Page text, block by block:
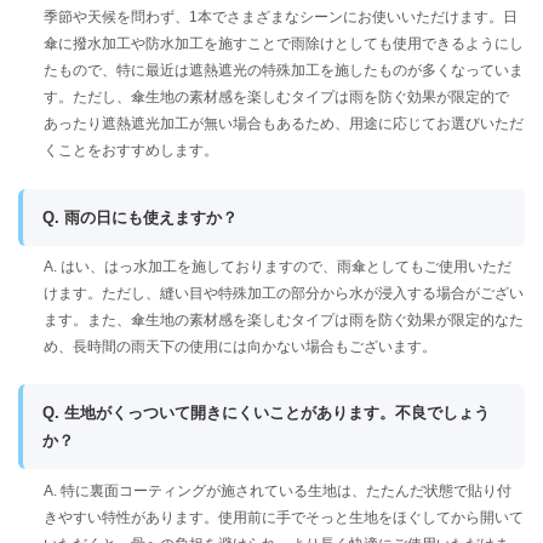
季節や天候を問わず、1本でさまざまなシーンにお使いいただけます。日
傘に撥水加工や防水加工を施すことで雨除けとしても使用できるようにし
たもので、特に最近は遮熱遮光の特殊加工を施したものが多くなっていま
す。ただし、傘生地の素材感を楽しむタイプは雨を防ぐ効果が限定的で
あったり遮熱遮光加工が無い場合もあるため、用途に応じてお選びいただ
くことをおすすめします。
Q. 雨の日にも使えますか？
A. はい、はっ水加工を施しておりますので、雨傘としてもご使用いただ
けます。ただし、縫い目や特殊加工の部分から水が浸入する場合がござい
ます。また、傘生地の素材感を楽しむタイプは雨を防ぐ効果が限定的なた
め、長時間の雨天下の使用には向かない場合もございます。
Q. 生地がくっついて開きにくいことがあります。不良でしょう
か？
A. 特に裏面コーティングが施されている生地は、たたんだ状態で貼り付
きやすい特性があります。使用前に手でそっと生地をほぐしてから開いて